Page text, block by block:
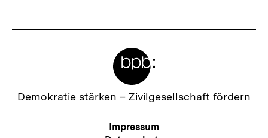
Zur
Demokratie stärken – Zivilgesellschaft fördern
Meta-
Impressum